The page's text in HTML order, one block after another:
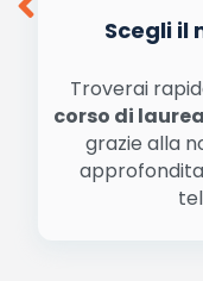
Scegli il
Troverai
corso di
grazie alla
approfondita